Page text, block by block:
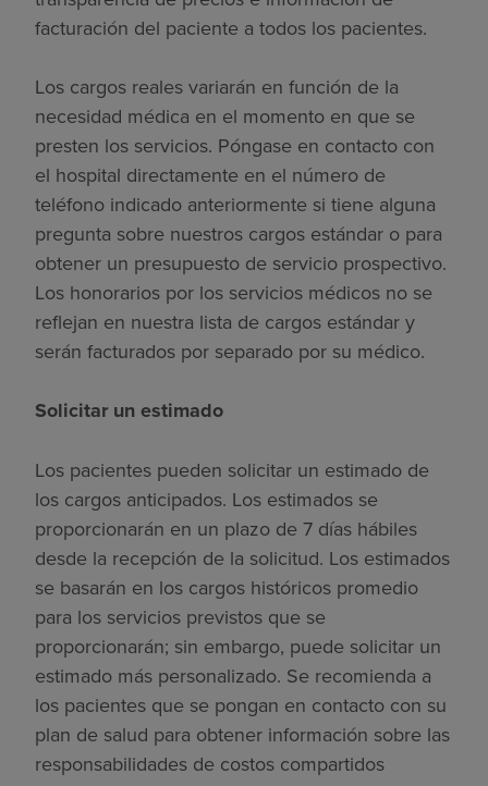
facturación del paciente a todos los pacientes.
Los cargos reales variarán en función de la
necesidad médica en el momento en que se
presten los servicios. Póngase en contacto con
el hospital directamente en el número de
teléfono indicado anteriormente si tiene alguna
pregunta sobre nuestros cargos estándar o para
obtener un presupuesto de servicio prospectivo.
Los honorarios por los servicios médicos no se
reflejan en nuestra lista de cargos estándar y
serán facturados por separado por su médico.
Solicitar un estimado
Los pacientes pueden solicitar un estimado de
los cargos anticipados. Los estimados se
proporcionarán en un plazo de 7 días hábiles
desde la recepción de la solicitud. Los estimados
se basarán en los cargos históricos promedio
para los servicios previstos que se
proporcionarán; sin embargo, puede solicitar un
estimado más personalizado. Se recomienda a
los pacientes que se pongan en contacto con su
plan de salud para obtener información sobre las
responsabilidades de costos compartidos